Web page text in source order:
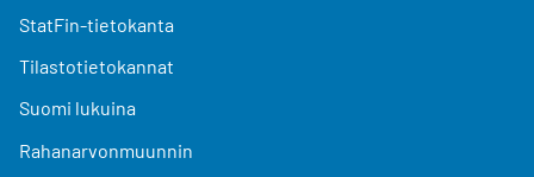
StatFin-tietokanta
Tilastotietokannat
Suomi lukuina
Rahanarvonmuunnin